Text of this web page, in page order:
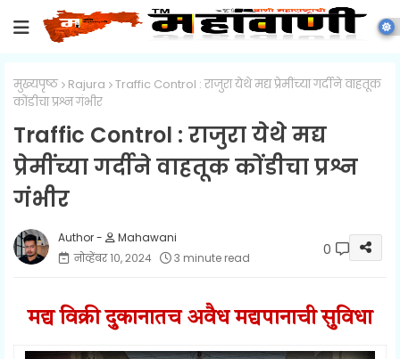
मुख्यपृष्ठ Rajura
Traffic Control : राजुरा येथे मद्य प्रेमींच्या गर्दीने वाहतूक
कोंडीचा प्रश्न गंभीर
Traffic Control : राजुरा येथे मद्य
प्रेमींच्या गर्दीने वाहतूक कोंडीचा प्रश्न
गंभीर
Mahawani
नोव्हेंबर १०, २०२४
3 minute read 0
मद्य विक्री दुकानातच अवैध मद्यपानाची सुविधा